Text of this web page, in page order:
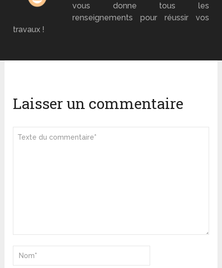
vous donne tous les
renseignements pour réussir vos
travaux !
Laisser un commentaire